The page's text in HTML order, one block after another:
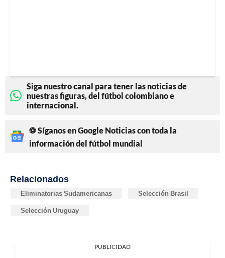
Siga nuestro canal para tener las noticias de
nuestras figuras, del fútbol colombiano e
internacional.
⚽ Síganos en Google Noticias con toda la
información del fútbol mundial
Relacionados
Eliminatorias Sudamericanas Selección Brasil
Selección Uruguay
PUBLICIDAD